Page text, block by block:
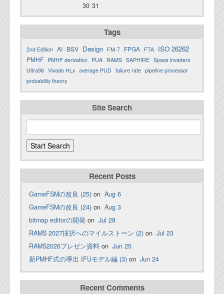
30 31
Tags
2nd Edition AI BSV Design FM-7 FPGA FTA ISO 26262
PMHF PMHF derivation PUA RAMS SAPHIRE Space invaders
Ultra96 Vivado HLx average PUD failure rate pipeline processor
probability theory
Site Search
Recent Posts
GameFSMの改良 (25) on Aug 6
GameFSMの改良 (24) on Aug 3
bitmap editorの開発 on Jul 28
RAMS 2027採択へのマイルストーン (2) on Jul 23
RAMS2026プレゼン資料 on Jun 25
新PMHF式の導出 IFUモデル編 (3) on Jun 24
Recent Comments